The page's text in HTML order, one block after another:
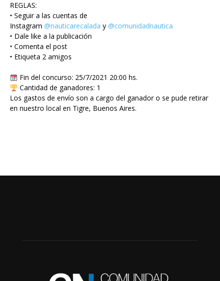
REGLAS:
• Seguir a las cuentas de
Instagram @nauticarecalada y @comunidadnautica
• Dale like a la publicación
• Comenta el post
• Etiqueta 2 amigos
Fin del concurso: 25/7/2021 20:00 hs.
Cantidad de ganadores: 1
Los gastos de envío son a cargo del ganador o se pude retirar
en nuestro local en Tigre, Buenos Aires.